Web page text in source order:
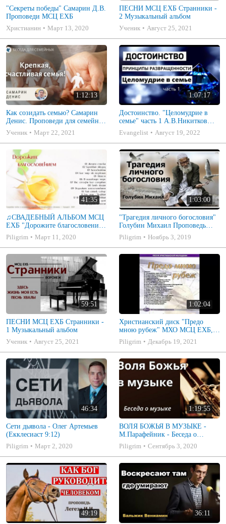
"Секреты победы" Самарин Д.В.
Проповеди МСЦ ЕХБ
Христианин
Март 13, 2020
ПЕСНИ МСЦ ЕХБ Странники -
2 Музыкальный альбом
Ученик
Август 25, 2021
1:12:13
Как созидать семью? Самарин
Денис. Проповеди для семейных
МСЦ ЕХБ
Ученик Март 22, 2021
1:07:17
Достоинство. "Целомудрие в
семье" часть 1 А.В.Никитков
Беседа для семейных МСЦ ЕХБ
Evangelist Август 19, 2022
41:35
♫СВАДЕБНЫЙ АЛЬБОМ МСЦ
ЕХБ "Дорожите благословением
- Христианские песни.
Музыкальный диск. Псалмы
Piligrim Март 11, 2020
1:03:00
"Трагедия личного богословия"
Голубин Михаил Проповедь
2019
Piligrim Ноябрь 3, 2019
59:51
ПЕСНИ МСЦ ЕХБ Странники -
1 Музыкальный альбом
Ученик
Август 25, 2021
1:02:04
Христианский диск "Предо
мною рубеж" МХО МСЦ ЕХБ,
музыкальный альбом, пение,
музыка
Piligrim Декабрь 19, 2021
46:34
Сети дьявола - Олег Артемьев
(Екклесиаст 9:12)
Piligrim
Март 2, 2020
1:19:55
ВОЛЯ БОЖЬЯ В МУЗЫКЕ -
М.Парафейник - Беседа о
музыке 2
Piligrim Сентябрь 3, 2020
49:19 36:11